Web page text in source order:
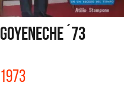
GOYENECHE ´73
1973